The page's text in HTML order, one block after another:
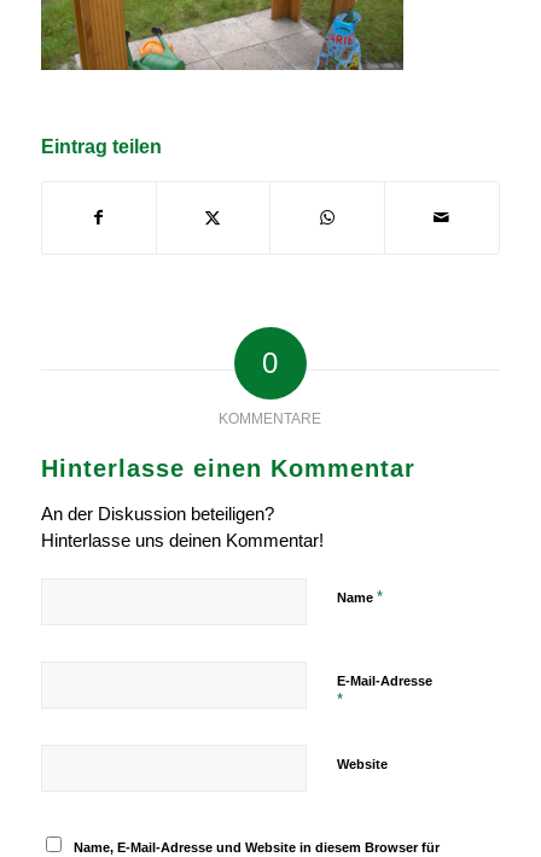
Eintrag teilen
0
KOMMENTARE
Hinterlasse einen Kommentar
An der Diskussion beteiligen?
Hinterlasse uns deinen Kommentar!
Name *
E-Mail-Adresse
*
Website
Name, E-Mail-Adresse und Website in diesem Browser für